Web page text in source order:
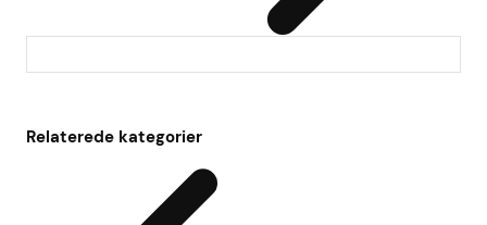
Relaterede kategorier